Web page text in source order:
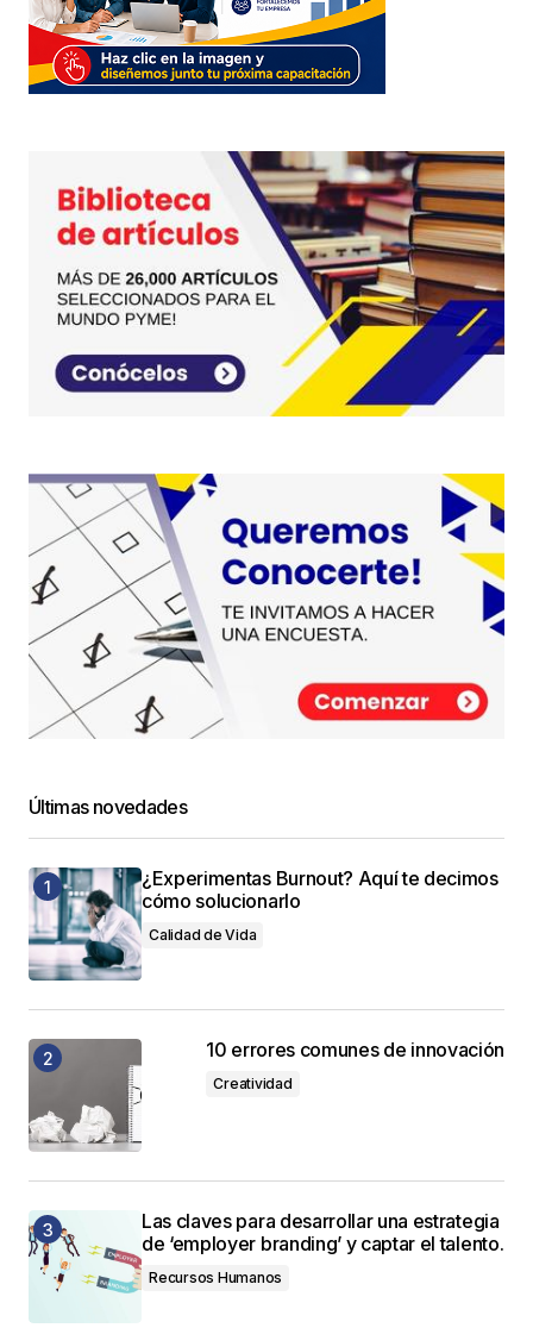
Últimas novedades
¿Experimentas Burnout? Aquí te decimos
cómo solucionarlo
Calidad de Vida
10 errores comunes de innovación
Creatividad
Las claves para desarrollar una estrategia
de ‘employer branding’ y captar el talento.
Recursos Humanos